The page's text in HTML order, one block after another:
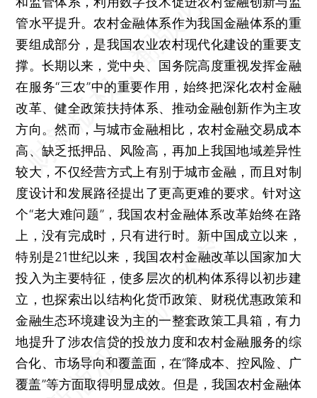
管水平提升。农村金融体系作为我国金融体系的重
要组成部分，是我国农业农村现代化建设的重要支
撑。长期以来，党中央、国务院高度重视发挥金融
在服务“三农”中的重要作用，始终把深化农村金融
改革、健全政策扶持体系、推动金融创新作为主攻
方向。然而，与城市金融相比，农村金融交易成本
高、缺乏抵押品、风险高，再加上我国地域差异性
较大，不仅经营方式上有别于城市金融，而且对制
度设计和发展路径提出了更高更难的要求。针对这
个“老大难问题”，我国农村金融体系改革始终在路
上，没有完成时，只有进行时。新中国成立以来，
特别是21世纪以来，我国农村金融改革以国家加大
投入为主要特征，使多层次的机构体系得以初步建
立，也探索出以结构化货币政策、财税优惠政策和
金融生态环境建设为主的一整套政策工具箱，有力
地提升了涉农信贷的投放力度和农村金融服务的综
合化、市场导向和覆盖面，在“降成本、控风险、广
覆盖”等方面取得明显成效。但是，我国农村金融体